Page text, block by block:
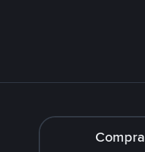
Compra